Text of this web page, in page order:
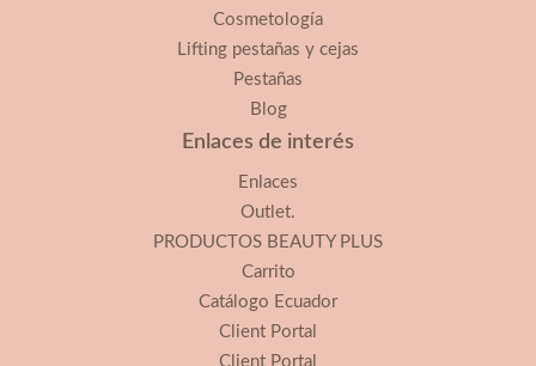
Cosmetología
Lifting pestañas y cejas
Pestañas
Blog
Enlaces de interés
Enlaces
Outlet.
PRODUCTOS BEAUTY PLUS
Carrito
Catálogo Ecuador
Client Portal
Client Portal